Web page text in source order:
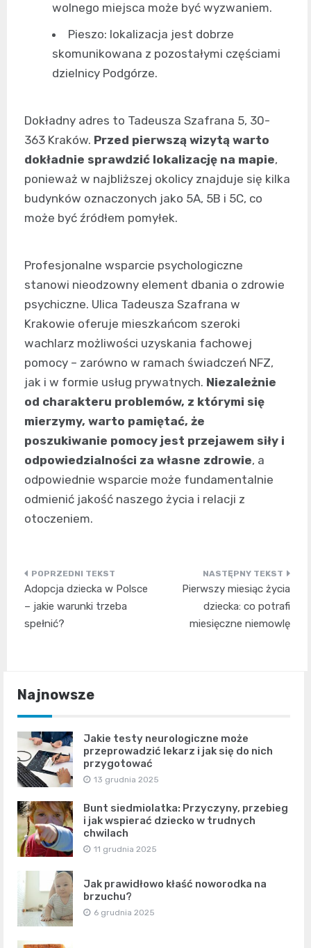
wolnego miejsca może być wyzwaniem.
Pieszo: lokalizacja jest dobrze
skomunikowana z pozostałymi częściami
dzielnicy Podgórze.
Dokładny adres to Tadeusza Szafrana 5, 30-
363 Kraków. Przed pierwszą wizytą warto
dokładnie sprawdzić lokalizację na mapie,
ponieważ w najbliższej okolicy znajduje się kilka
budynków oznaczonych jako 5A, 5B i 5C, co
może być źródłem pomyłek.
Profesjonalne wsparcie psychologiczne
stanowi nieodzowny element dbania o zdrowie
psychiczne. Ulica Tadeusza Szafrana w
Krakowie oferuje mieszkańcom szeroki
wachlarz możliwości uzyskania fachowej
pomocy – zarówno w ramach świadczeń NFZ,
jak i w formie usług prywatnych. Niezależnie
od charakteru problemów, z którymi się
mierzymy, warto pamiętać, że
poszukiwanie pomocy jest przejawem siły i
odpowiedzialności za własne zdrowie, a
odpowiednie wsparcie może fundamentalnie
odmienić jakość naszego życia i relacji z
otoczeniem.
Nawigacja
wpisu
Adopcja dziecka w Polsce
– jakie warunki trzeba
spełnić?
Pierwszy miesiąc życia
dziecka: co potrafi
miesięczne niemowlę
Najnowsze
Jakie testy neurologiczne może
przeprowadzić lekarz i jak się do nich
przygotować
13 grudnia 2025
Bunt siedmiolatka: Przyczyny, przebieg
i jak wspierać dziecko w trudnych
chwilach
11 grudnia 2025
Jak prawidłowo kłaść noworodka na
brzuchu?
6 grudnia 2025